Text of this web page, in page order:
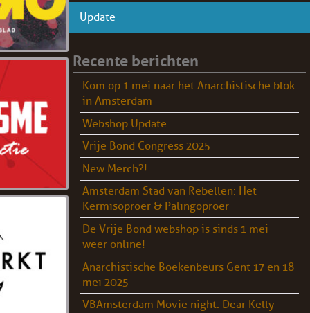
Update
Recente berichten
Kom op 1 mei naar het Anarchistische blok
in Amsterdam
Webshop Update
Vrije Bond Congress 2025
New Merch?!
Amsterdam Stad van Rebellen: Het
Kermisoproer & Palingoproer
De Vrije Bond webshop is sinds 1 mei
weer online!
Anarchistische Boekenbeurs Gent 17 en 18
mei 2025
VBAmsterdam Movie night: Dear Kelly